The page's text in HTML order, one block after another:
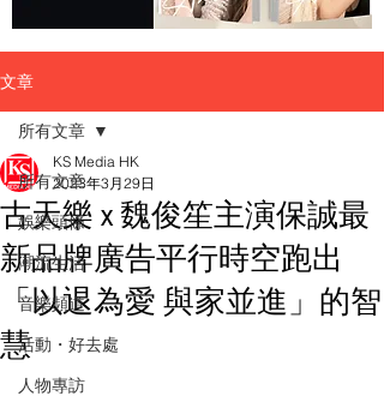
文章
所有文章
娛樂頭條
潮流生活
音樂頻道
活動・好去處
人物專訪
所有文章
古天樂 x 魏俊笙主演保誠最
新品牌廣告平行時空跑出
「以退為愛 與家並進」的智
慧
KS Media HK
2023年3月29日